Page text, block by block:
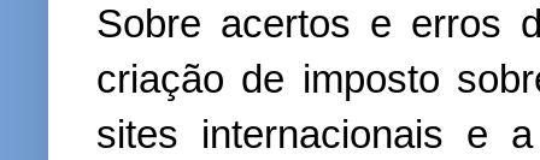
Sobre acertos e erros
criação de imposto
sites internacionais e